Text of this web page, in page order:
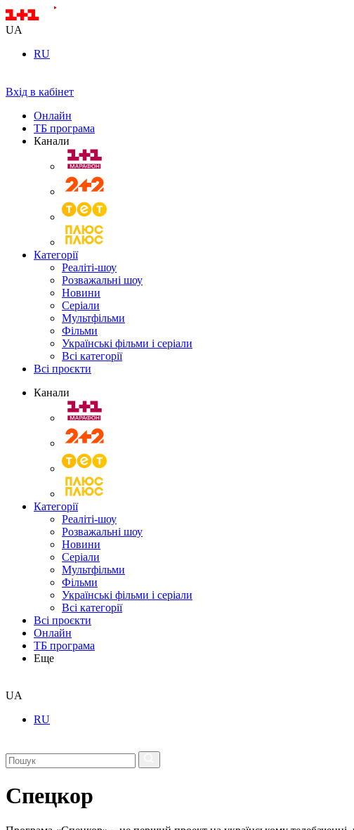
UA
RU
Вхід в кабінет
Онлайн
ТБ програма
Канали
Категорії
Реаліті-шоу
Розважальні шоу
Новини
Серіали
Мультфільми
Фільми
Українські фільми і серіали
Всі категорії
Всі проєкти
Канали
Категорії
Реаліті-шоу
Розважальні шоу
Новини
Серіали
Мультфільми
Фільми
Українські фільми і серіали
Всі категорії
Всі проєкти
Онлайн
ТБ програма
Еще
UA
RU
Спецкор